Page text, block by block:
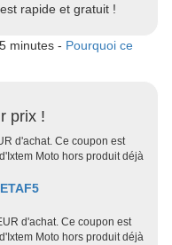
rapide et gratuit !
minutes - Pourquoi ce
prix !
d'achat. Ce coupon est
Moto hors produit déjà
d'achat. Ce coupon est
Moto hors produit déjà